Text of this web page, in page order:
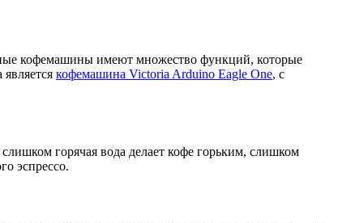
кофемашины имеют множество функций, которые
кофемашина Victoria Arduino Eagle One, с
горячая вода делает кофе горьким, слишком
эспрессо.